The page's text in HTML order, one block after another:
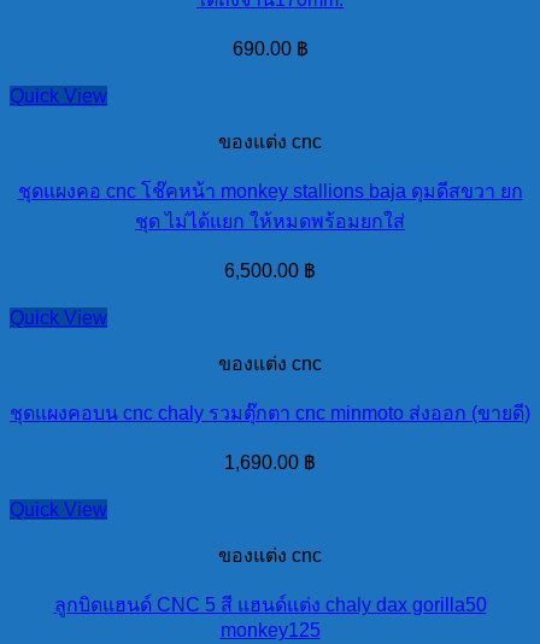
690.00 ฿
Quick View
ของแต่ง cnc
ชุดแผงคอ cnc โช๊คหน้า monkey stallions baja ดุมดีสขวา ยก
ชุด ไม่ได้แยก ให้หมดพร้อมยกใส่
6,500.00 ฿
Quick View
ของแต่ง cnc
ชุดแผงคอบน cnc chaly รวมตุ๊กตา cnc minmoto ส่งออก (ขายดี)
1,690.00 ฿
Quick View
ของแต่ง cnc
ลูกบิดแฮนด์ CNC 5 สี แฮนด์แต่ง chaly dax gorilla50
monkey125